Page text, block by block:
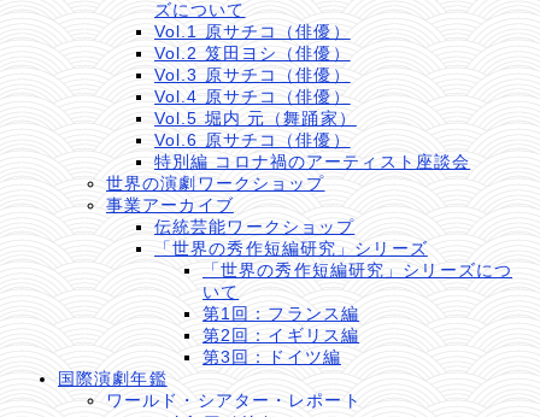
ズについて
Vol.1 原サチコ（俳優）
Vol.2 笈田ヨシ（俳優）
Vol.3 原サチコ（俳優）
Vol.4 原サチコ（俳優）
Vol.5 堀内 元（舞踊家）
Vol.6 原サチコ（俳優）
特別編 コロナ禍のアーティスト座談会
世界の演劇ワークショップ
事業アーカイブ
伝統芸能ワークショップ
「世界の秀作短編研究」シリーズ
「世界の秀作短編研究」シリーズにつ
いて
第1回：フランス編
第2回：イギリス編
第3回：ドイツ編
国際演劇年鑑
ワールド・シアター・レポート